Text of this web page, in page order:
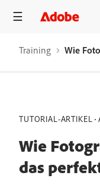
Training
TUTORIAL-ARTIKEL
Wie
das